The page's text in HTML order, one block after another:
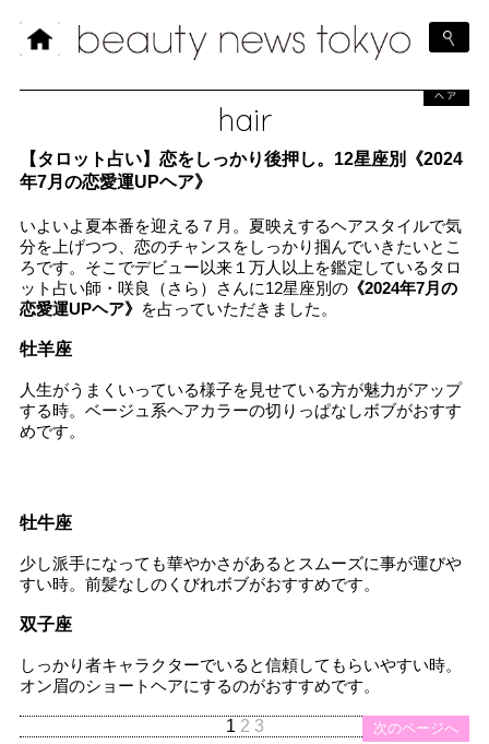
hair
ヘア
【タロット占い】恋をしっかり後押し。12星座別《2024
年7月の恋愛運UPヘア》
いよいよ夏本番を迎える７月。夏映えするヘアスタイルで気
分を上げつつ、恋のチャンスをしっかり掴んでいきたいとこ
ろです。そこでデビュー以来１万人以上を鑑定しているタロ
ット占い師・咲良（さら）さんに12星座別の 《2024年7月の
恋愛運UPヘア》 を占っていただきました。
牡羊座
人生がうまくいっている様子を見せている方が魅力がアップ
する時。ベージュ系ヘアカラーの切りっぱなしボブがおすす
めです。
牡牛座
少し派手になっても華やかさがあるとスムーズに事が運びや
すい時。前髪なしのくびれボブがおすすめです。
双子座
しっかり者キャラクターでいると信頼してもらいやすい時。
オン眉のショートヘアにするのがおすすめです。
次のページへ
1 2 3